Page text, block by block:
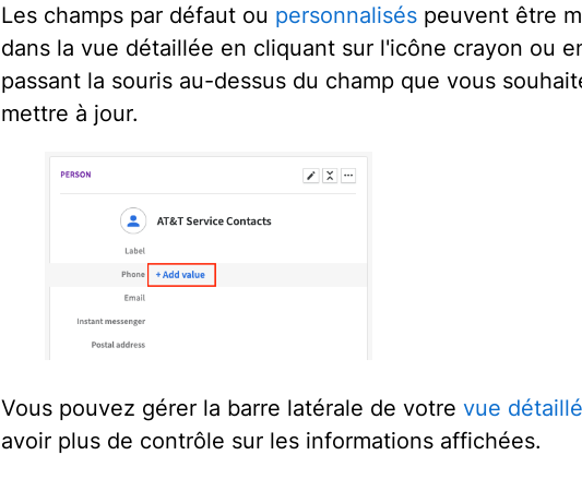
Les champs par défaut ou personnalisés peuvent être
dans la vue détaillée en cliquant sur l'icône crayon ou
passant la souris au-dessus du champ que vous
mettre à jour.
Vous pouvez gérer la barre latérale de votre vue
avoir plus de contrôle sur les informations affichées.